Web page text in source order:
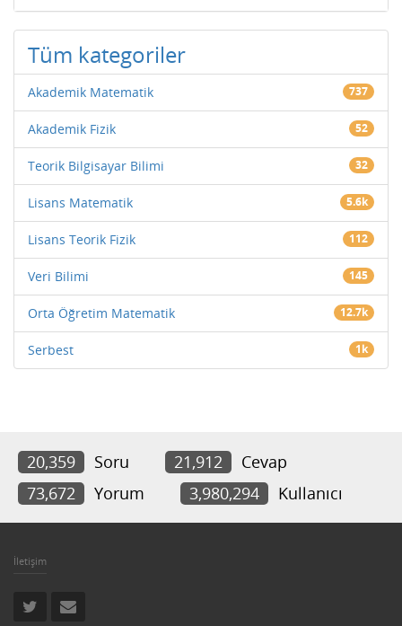
Tüm kategoriler
Akademik Matematik 737
Akademik Fizik 52
Teorik Bilgisayar Bilimi 32
Lisans Matematik 5.6k
Lisans Teorik Fizik 112
Veri Bilimi 145
Orta Öğretim Matematik 12.7k
Serbest 1k
20,359 Soru 21,912
Cevap
73,672
Yorum 3,980,294 Kullanıcı
İletişim